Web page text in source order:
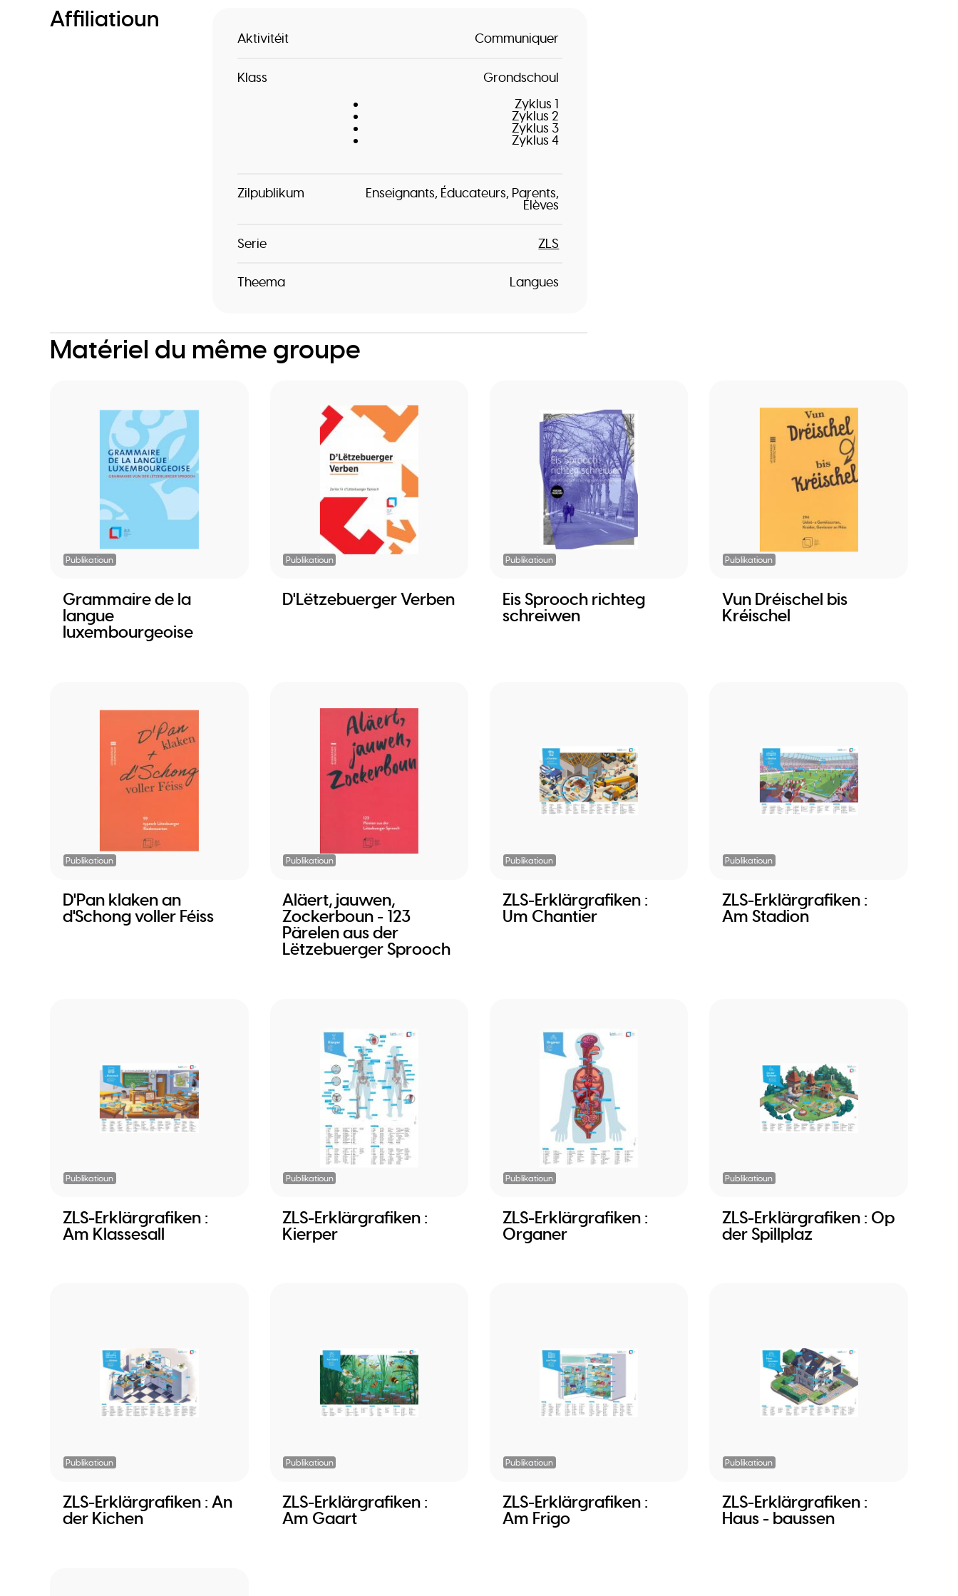
Affiliatioun
Aktivitéit Communiquer
Klass
Grondschoul
Zyklus 1
Zyklus 2
Zyklus 3
Zyklus 4
Zilpublikum Enseignants Éducateurs Parents
Élèves
Serie ZLS
Theema Langues
Matériel du même groupe
Publikatioun
Grammaire de la
langue
luxembourgeoise
Publikatioun
D'Lëtzebuerger Verben
Publikatioun
Eis Sprooch richteg
schreiwen
Publikatioun
Vun Dréischel bis
Kréischel
Publikatioun
D'Pan klaken an
d'Schong voller Féiss
Publikatioun
Aläert, jauwen,
Zockerboun - 123
Pärelen aus der
Lëtzebuerger Sprooch
Publikatioun
ZLS-Erklärgrafiken :
Um Chantier
Publikatioun
ZLS-Erklärgrafiken :
Am Stadion
Publikatioun
ZLS-Erklärgrafiken :
Am Klassesall
Publikatioun
ZLS-Erklärgrafiken :
Kierper
Publikatioun
ZLS-Erklärgrafiken :
Organer
Publikatioun
ZLS-Erklärgrafiken : Op
der Spillplaz
Publikatioun
ZLS-Erklärgrafiken : An
der Kichen
Publikatioun
ZLS-Erklärgrafiken :
Am Gaart
Publikatioun
ZLS-Erklärgrafiken :
Am Frigo
Publikatioun
ZLS-Erklärgrafiken :
Haus - baussen